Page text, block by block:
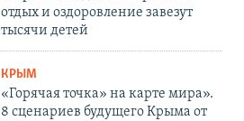
отдых и оздоровление завезут
тысячи детей
КРЫМ
«Горячая точка» на карте мира».
8 сценариев будущего Крыма от